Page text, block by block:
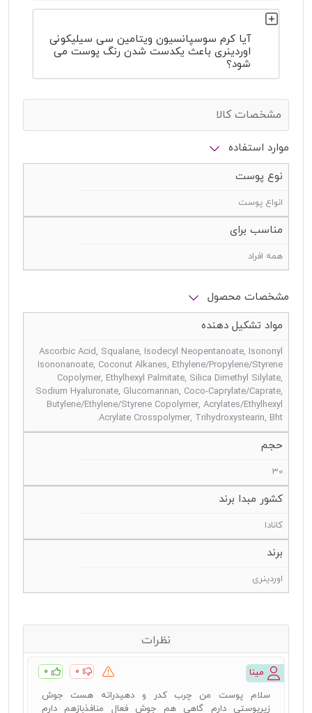
آیا کرم سوسپانسیون ویتامین سی سیلیکونی
اوردینری باعث یکدست شدن رنگ پوست می
شود؟
مشخصات کالا
موارد استفاده
نوع پوست
انواع پوست
مناسب برای
همه افراد
مشخصات محصول
مواد تشکیل دهنده
Ascorbic Acid, Squalane, Isodecyl Neopentanoate, Isononyl
Isononanoate, Coconut Alkanes, Ethylene/Propylene/Styrene
Copolymer, Ethylhexyl Palmitate, Silica Dimethyl Silylate,
Sodium Hyaluronate, Glucomannan, Coco-Caprylate/Caprate,
Butylene/Ethylene/Styrene Copolymer, Acrylates/Ethylhexyl
Acrylate Crosspolymer, Trihydroxystearin, Bht.
حجم
30
کشور مبدا برند
کانادا
برند
اوردینری
نظرات
مینا ۰ ۰
سلام پوست من چرب کدر و دهیدراته هست جوش
زیرپوستی دارم گاهی هم جوش فعال منافذبازهم دارم